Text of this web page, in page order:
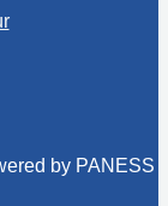
by PANESS